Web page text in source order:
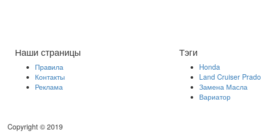
Наши страницы
Правила
Контакты
Реклама
Тэги
Honda
Land Cruiser Prado
Замена Масла
Вариатор
Copyright © 2019